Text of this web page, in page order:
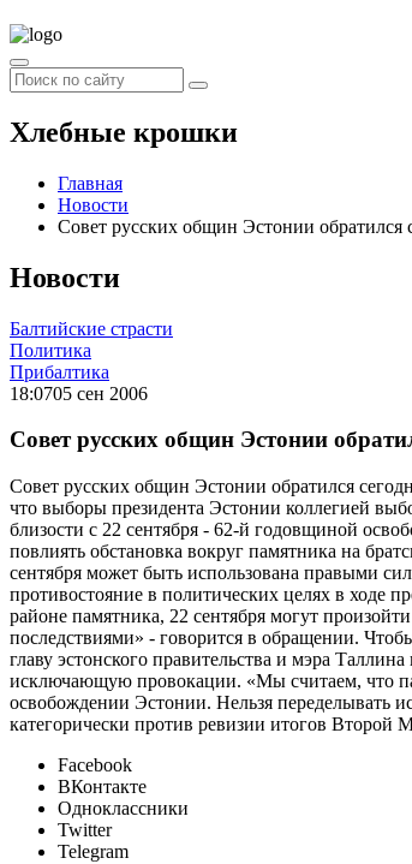
Хлебные крошки
Главная
Новости
Совет русских общин Эстонии обратился
Новости
Балтийские страсти
Политика
Прибалтика
18:0705 сен 2006
Совет русских общин Эстонии
Совет русских общин Эстонии обратился
что выборы президента Эстонии коллегией
близости с 22 сентября - 62-й годовщиной
повлиять обстановка вокруг памятника на
сентября может быть использована правыми
противостояние в политических целях в ходе
районе памятника, 22 сентября могут
последствиями» - говорится в обращении.
главу эстонского правительства и мэра
исключающую провокации. «Мы считаем, что
освобождении Эстонии. Нельзя переделывать
категорически против ревизии итогов Второй
Facebook
ВКонтакте
Одноклассники
Twitter
Telegram